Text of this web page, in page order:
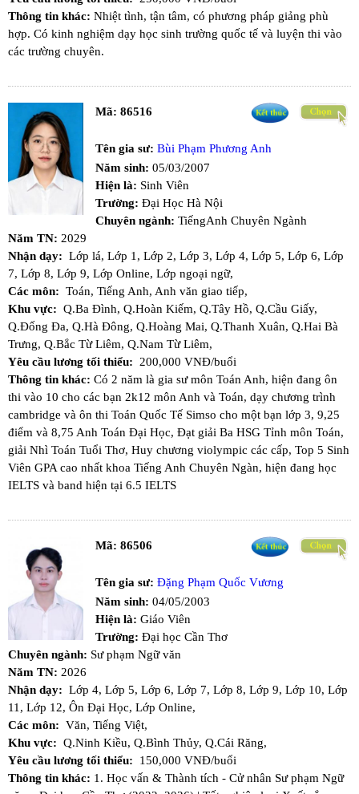
Thông tin khác: Nhiệt tình, tận tâm, có phương pháp giảng phù
hợp. Có kinh nghiệm dạy học sinh trường quốc tế và luyện thi vào
các trường chuyên.
Mã: 86516
Tên gia sư: Bùi Phạm Phương Anh
Năm sinh: 05/03/2007
Hiện là: Sinh Viên
Trường: Đại Học Hà Nội
Chuyên ngành: TiếngAnh Chuyên Ngành
Năm TN: 2029
Nhận dạy: Lớp lá, Lớp 1, Lớp 2, Lớp 3, Lớp 4, Lớp 5, Lớp 6, Lớp
7, Lớp 8, Lớp 9, Lớp Online, Lớp ngoại ngữ,
Các môn: Toán, Tiếng Anh, Anh văn giao tiếp,
Khu vực: Q.Ba Đình, Q.Hoàn Kiếm, Q.Tây Hồ, Q.Cầu Giấy,
Q.Đống Đa, Q.Hà Đông, Q.Hoàng Mai, Q.Thanh Xuân, Q.Hai Bà
Trưng, Q.Bắc Từ Liêm, Q.Nam Từ Liêm,
Yêu cầu lương tối thiểu:
200,000 VNĐ/buổi
Thông tin khác: Có 2 năm là gia sư môn Toán Anh, hiện đang ôn
thi vào 10 cho các bạn 2k12 môn Anh và Toán, dạy chương trình
cambridge và ôn thi Toán Quốc Tế Simso cho một bạn lớp 3, 9,25
điểm và 8,75 Anh Toán Đại Học, Đạt giải Ba HSG Tỉnh môn Toán,
giải Nhì Toán Tuổi Thơ, Huy chương violympic các cấp, Top 5 Sinh
Viên GPA cao nhất khoa Tiếng Anh Chuyên Ngàn, hiện đang học
IELTS và band hiện tại 6.5 IELTS
Mã: 86506
Tên gia sư: Đặng Phạm Quốc Vương
Năm sinh: 04/05/2003
Hiện là: Giáo Viên
Trường: Đại học Cần Thơ
Chuyên ngành: Sư phạm Ngữ văn
Năm TN: 2026
Nhận dạy: Lớp 4, Lớp 5, Lớp 6, Lớp 7, Lớp 8, Lớp 9, Lớp 10, Lớp
11, Lớp 12, Ôn Đại Học, Lớp Online,
Các môn: Văn, Tiếng Việt,
Khu vực: Q.Ninh Kiều, Q.Bình Thủy, Q.Cái Răng,
Yêu cầu lương tối thiểu:
150,000 VNĐ/buổi
Thông tin khác: 1. Học vấn & Thành tích - ​Cử nhân Sư phạm Ngữ